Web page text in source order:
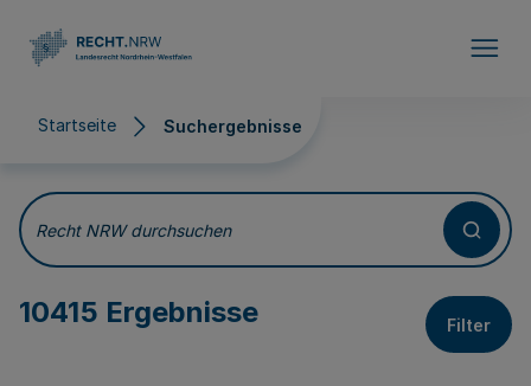
Startseite Suchergebnisse
Suchergebnisse
Recht NRW durchsuchen
10415 Ergebnisse Filter